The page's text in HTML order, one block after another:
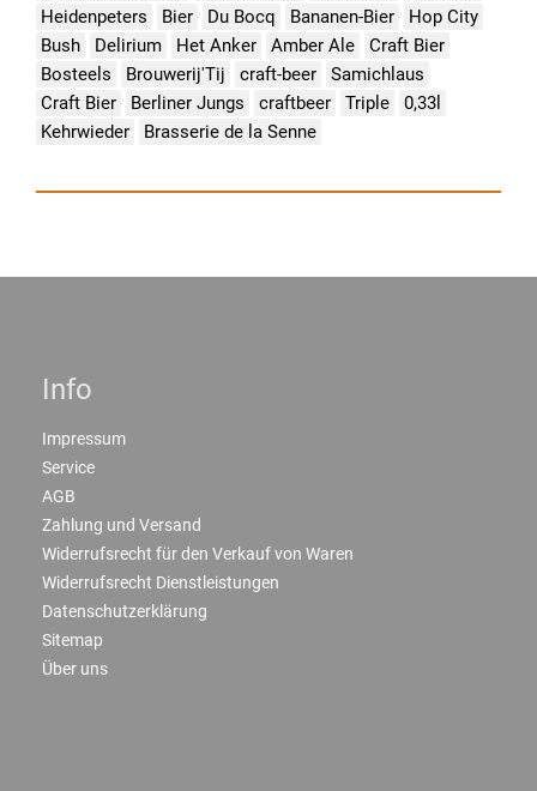
Heidenpeters
Bier Du Bocq Bananen-Bier
Hop City
Bush
Delirium Het Anker Amber Ale
Craft Bier
Bosteels
Brouwerij'Tij craft-beer
Samichlaus
Craft Bier
Berliner Jungs craftbeer Triple
0,33l
Kehrwieder
Brasserie de la Senne
Info
Impressum
Service
AGB
Zahlung und Versand
Widerrufsrecht für den Verkauf von Waren
Widerrufsrecht Dienstleistungen
Datenschutzerklärung
Sitemap
Über uns